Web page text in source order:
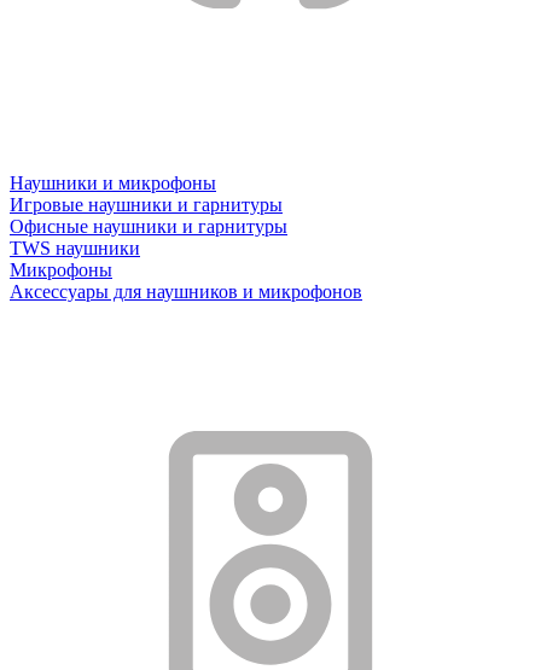
Наушники и микрофоны
Игровые наушники и гарнитуры
Офисные наушники и гарнитуры
TWS наушники
Микрофоны
Аксессуары для наушников и микрофонов